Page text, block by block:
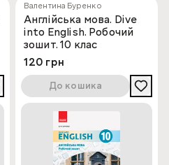
Валентина Буренко
Англійська мова. Dive
into English. Робочий
зошит. 10 клас
120 грн
До кошика